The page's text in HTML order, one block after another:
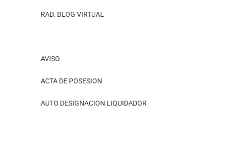
RAD. BLOG VIRTUAL
AVISO
ACTA DE POSESION
AUTO DESIGNACION LIQUIDADOR